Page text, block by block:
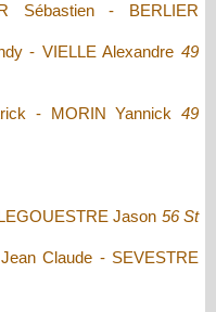
Sébastien - BERLIER
- VIELLE Alexandre 49
- MORIN Yannick 49
Jason 56 St
Claude - SEVESTRE